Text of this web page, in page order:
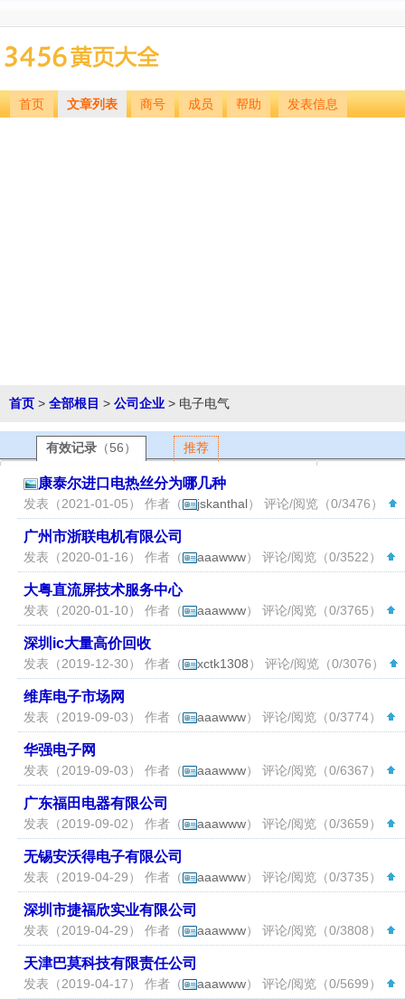
首页 文章列表 商号 成员 帮助 发表信息
首页 > 全部根目 > 公司企业 > 电子电气
有效记录 （56） 推荐
康泰尔进口电热丝分为哪几种
发表（2021-01-05） 作者（ jskanthal） 评论/阅览（0/3476）
广州市浙联电机有限公司
发表（2020-01-16） 作者（ aaawww） 评论/阅览（0/3522）
大粤直流屏技术服务中心
发表（2020-01-10） 作者（ aaawww） 评论/阅览（0/3765）
深圳ic大量高价回收
发表（2019-12-30） 作者（ xctk1308） 评论/阅览（0/3076）
维库电子市场网
发表（2019-09-03） 作者（ aaawww） 评论/阅览（0/3774）
华强电子网
发表（2019-09-03） 作者（ aaawww） 评论/阅览（0/6367）
广东福田电器有限公司
发表（2019-09-02） 作者（ aaawww） 评论/阅览（0/3659）
无锡安沃得电子有限公司
发表（2019-04-29） 作者（ aaawww） 评论/阅览（0/3735）
深圳市捷福欣实业有限公司
发表（2019-04-29） 作者（ aaawww） 评论/阅览（0/3808）
天津巴莫科技有限责任公司
发表（2019-04-17） 作者（ aaawww） 评论/阅览（0/5699）